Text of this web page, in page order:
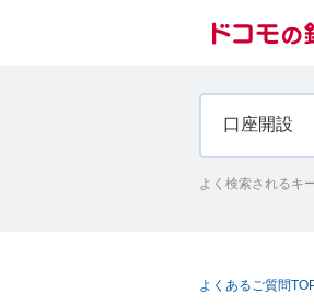
口座開設
よく検索されるキ
よくあるご質問